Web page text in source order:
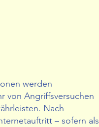
werden
von Angriffsversuchen
Nach
– sofern als